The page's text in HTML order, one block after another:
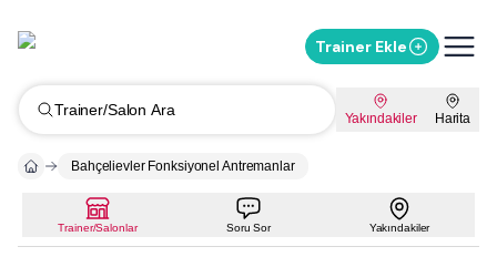
Trainer Ekle
Trainer/Salon Ara Yakındakiler Harita
Bahçelievler Fonksiyonel Antremanlar
Trainer/Salonlar Soru Sor Yakındakiler